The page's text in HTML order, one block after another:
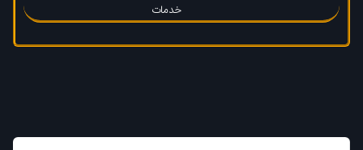
خدمات